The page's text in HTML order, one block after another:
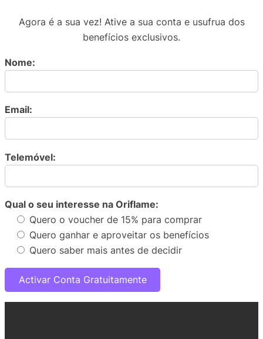
Agora é a sua vez! Ative a sua conta e usufrua dos
benefícios exclusivos.
Nome:
Email:
Telemóvel:
Qual o seu interesse na Oriflame:
Quero o voucher de 15% para comprar
Quero ganhar e aproveitar os benefícios
Quero saber mais antes de decidir